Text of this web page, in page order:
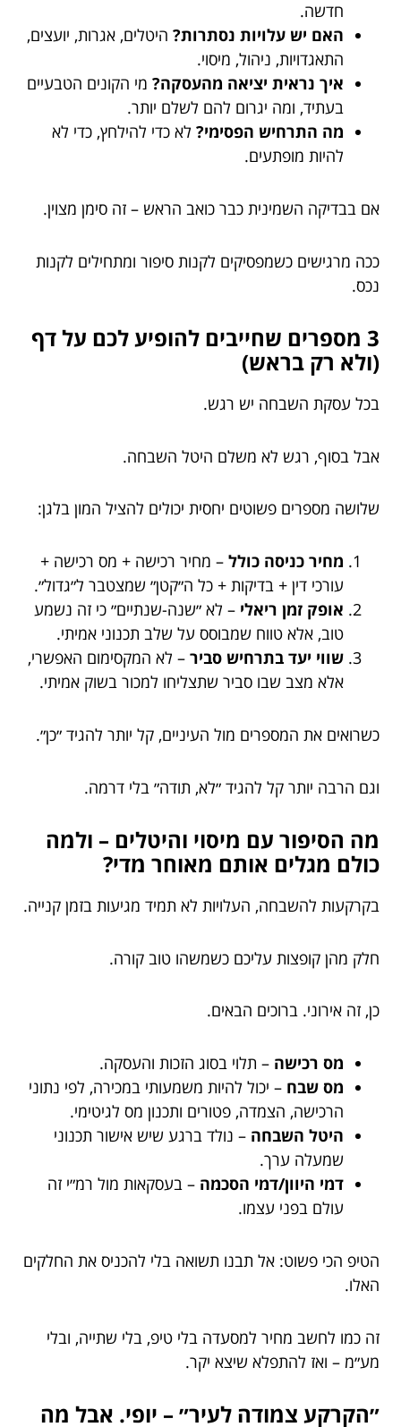
חדשה.
האם יש עלויות נסתרות? היטלים, אגרות, יועצים,
התאגדויות, ניהול, מיסוי.
איך נראית יציאה מהעסקה? מי הקונים הטבעיים
בעתיד, ומה יגרום להם לשלם יותר.
מה התרחיש הפסימי? לא כדי להילחץ, כדי לא
להיות מופתעים.
אם בבדיקה השמינית כבר כואב הראש – זה סימן מצוין.
ככה מרגישים כשמפסיקים לקנות סיפור ומתחילים לקנות
נכס.
3 מספרים שחייבים להופיע לכם על דף
(ולא רק בראש)
בכל עסקת השבחה יש רגש.
אבל בסוף, רגש לא משלם היטל השבחה.
שלושה מספרים פשוטים יחסית יכולים להציל המון בלגן:
מחיר כניסה כולל – מחיר רכישה + מס רכישה +
עורכי דין + בדיקות + כל ה״קטן״ שמצטבר ל״גדול״.
אופק זמן ריאלי – לא ״שנה-שנתיים״ כי זה נשמע
טוב, אלא טווח שמבוסס על שלב תכנוני אמיתי.
שווי יעד בתרחיש סביר – לא המקסימום האפשרי,
אלא מצב שבו סביר שתצליחו למכור בשוק אמיתי.
כשרואים את המספרים מול העיניים, קל יותר להגיד ״כן״.
וגם הרבה יותר קל להגיד ״לא, תודה״ בלי דרמה.
מה הסיפור עם מיסוי והיטלים – ולמה
כולם מגלים אותם מאוחר מדי?
בקרקעות להשבחה, העלויות לא תמיד מגיעות בזמן קנייה.
חלק מהן קופצות עליכם כשמשהו טוב קורה.
כן, זה אירוני. ברוכים הבאים.
מס רכישה – תלוי בסוג הזכות והעסקה.
מס שבח – יכול להיות משמעותי במכירה, לפי נתוני
הרכישה, הצמדה, פטורים ותכנון מס לגיטימי.
היטל השבחה – נולד ברגע שיש אישור תכנוני
שמעלה ערך.
דמי היוון/דמי הסכמה – בעסקאות מול רמ״י זה
עולם בפני עצמו.
הטיפ הכי פשוט: אל תבנו תשואה בלי להכניס את החלקים
האלו.
זה כמו לחשב מחיר למסעדה בלי טיפ, בלי שתייה, ובלי
מע״מ – ואז להתפלא שיצא יקר.
״הקרקע צמודה לעיר״ – יופי. אבל מה